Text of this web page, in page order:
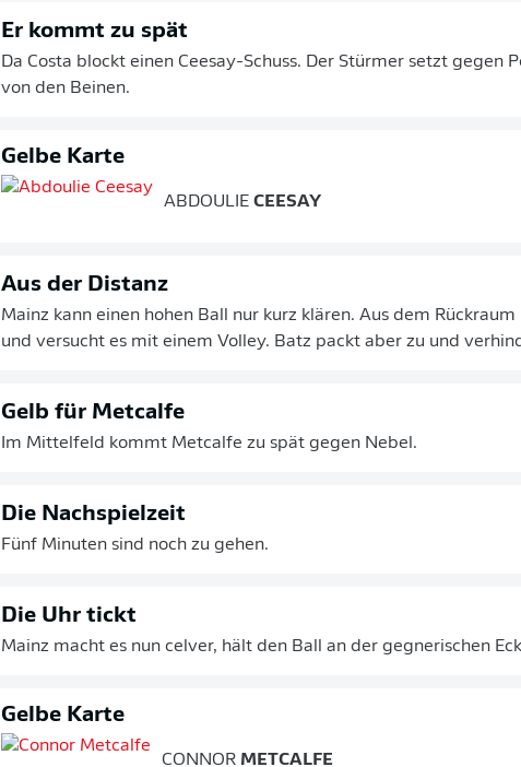
Er kommt zu spät
Da Costa blockt einen Ceesay-Schuss. Der Stürmer setzt gegen
von den Beinen.
Gelbe Karte
ABDOULIE CEESAY
Aus der Distanz
Mainz kann einen hohen Ball nur kurz klären. Aus dem
und versucht es mit einem Volley. Batz packt aber zu und
Gelb für Metcalfe
Im Mittelfeld kommt Metcalfe zu spät gegen Nebel.
Die Nachspielzeit
Fünf Minuten sind noch zu gehen.
Die Uhr tickt
Mainz macht es nun celver, hält den Ball an der gegnerischen
Gelbe Karte
CONNOR METCALFE